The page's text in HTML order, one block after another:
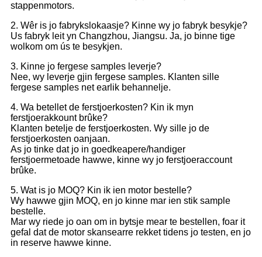
stappenmotors.
2. Wêr is jo fabrykslokaasje? Kinne wy ​​jo fabryk besykje?
Us fabryk leit yn Changzhou, Jiangsu. Ja, jo binne tige
wolkom om ús te besykjen.
3. Kinne jo fergese samples leverje?
Nee, wy leverje gjin fergese samples. Klanten sille
fergese samples net earlik behannelje.
4. Wa betellet de ferstjoerkosten? Kin ik myn
ferstjoerakkount brûke?
Klanten betelje de ferstjoerkosten. Wy sille jo de
ferstjoerkosten oanjaan.
As jo ​​tinke dat jo in goedkeapere/handiger
ferstjoermetoade hawwe, kinne wy ​​jo ferstjoeraccount
brûke.
5. Wat is jo MOQ? Kin ik ien motor bestelle?
Wy hawwe gjin MOQ, en jo kinne mar ien stik sample
bestelle.
Mar wy riede jo oan om in bytsje mear te bestellen, foar it
gefal dat de motor skansearre rekket tidens jo testen, en jo
in reserve hawwe kinne.